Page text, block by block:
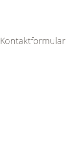
Kontaktformular